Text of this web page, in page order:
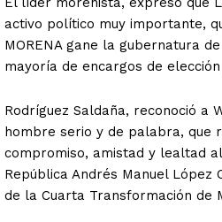
activo político muy importante,
MORENA gane la gubernatura
mayoría de encargos de
Rodríguez Saldaña, reconoció a
hombre serio y de palabra, que
compromiso, amistad y lealtad
República Andrés Manuel
de la Cuarta Transformación de